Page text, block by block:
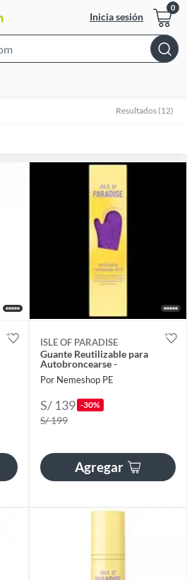
Inicia sesión
Bar
Resultados (12)
ISLE OF PARADISE
Guante Reutilizable para
Autobroncearse -
Por Nemeshop PE
S/ 139 -30%
S/ 199
Agregar